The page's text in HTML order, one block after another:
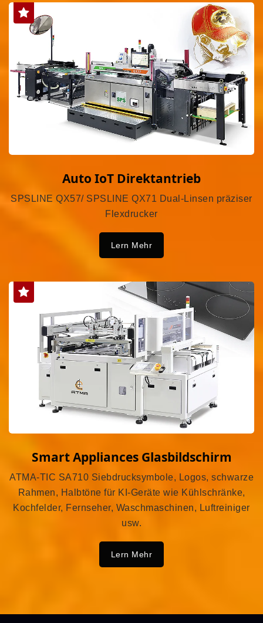
Auto IoT Direktantrieb
SPSLINE QX57/ SPSLINE QX71 Dual-Linsen präziser
Flexdrucker
Lern Mehr
Smart Appliances Glasbildschirm
ATMA-TIC SA710 Siebdrucksymbole, Logos, schwarze
Rahmen, Halbtöne für KI-Geräte wie Kühlschränke,
Kochfelder, Fernseher, Waschmaschinen, Luftreiniger
usw.
Lern Mehr